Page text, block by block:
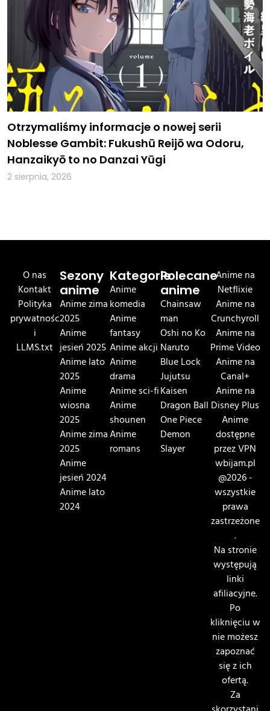
Otrzymaliśmy informacje o nowej serii
Noblesse Gambit: Fukushū Reijō wa Odoru,
Hanzaikyō to no Danzai Yūgi
2 sierpnia, 2026
O nas
Kontakt
Polityka
prywatnośc
i
LLMS.txt
Sezony
anime
Anime zima
2025
Anime
jesień 2025
Anime lato
2025
Anime
wiosna
2025
Anime zima
2025
Anime
jesień 2024
Anime lato
2024
Kategorie
Anime
komedia
Anime
fantasy
Anime akcji
Anime
drama
Anime sci-fi
Anime
shounen
Anime
romans
Polecane
anime
Chainsaw
man
Oshi no Ko
Naruto
Blue Lock
Jujutsu
Kaisen
Dragon Ball
One Piece
Demon
Slayer
Anime na
Netflixie
Anime na
Crunchyroll
Anime na
Prime Video
Anime na
Canal+
Anime na
Disney Plus
Anime
dostępne
przez VPN
wbijam.pl
@2026 -
wszystkie
prawa
zastrzeżone
.
Na stronie
występują
linki
afiliacyjne.
Po
kliknięciu w
nie możesz
zapoznać
się z ich
ofertą.
Za